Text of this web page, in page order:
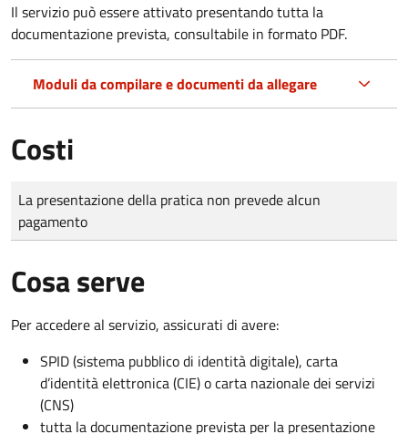
Il servizio può essere attivato presentando tutta la
documentazione prevista, consultabile in formato PDF.
Moduli da compilare e documenti da allegare
Costi
Tipo di pagamento
Importo
La presentazione della pratica non prevede alcun
pagamento
Cosa serve
Per accedere al servizio, assicurati di avere:
SPID (sistema pubblico di identità digitale), carta
d’identità elettronica (CIE) o carta nazionale dei servizi
(CNS)
tutta la documentazione prevista per la presentazione